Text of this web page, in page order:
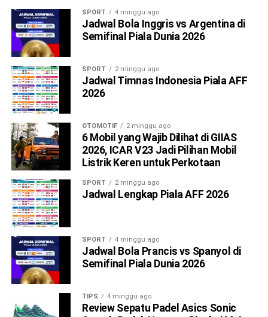
SPORT 4 minggu ago
Jadwal Bola Inggris vs Argentina di
Semifinal Piala Dunia 2026
SPORT 2 minggu ago
Jadwal Timnas Indonesia Piala AFF
2026
OTOMOTIF 2 minggu ago
6 Mobil yang Wajib Dilihat di GIIAS
2026, ICAR V23 Jadi Pilihan Mobil
Listrik Keren untuk Perkotaan
SPORT 2 minggu ago
Jadwal Lengkap Piala AFF 2026
SPORT 4 minggu ago
Jadwal Bola Prancis vs Spanyol di
Semifinal Piala Dunia 2026
TIPS 4 minggu ago
Review Sepatu Padel Asics Sonic